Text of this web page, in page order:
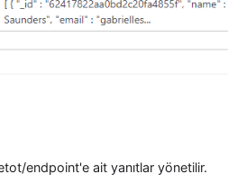
endpoint'e ait yanıtlar yönetilir.